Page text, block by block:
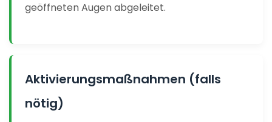
geöffneten Augen abgeleitet.
Aktivierungsmaßnahmen (falls
nötig)